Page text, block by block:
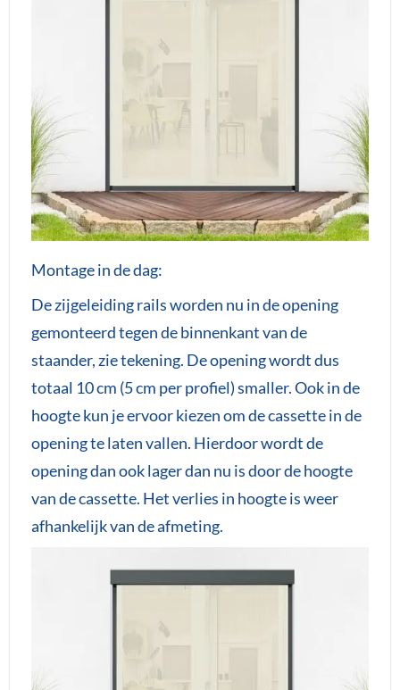
Montage in de dag:
De zijgeleiding rails worden nu in de opening
gemonteerd tegen de binnenkant van de
staander, zie tekening. De opening wordt dus
totaal 10 cm (5 cm per profiel) smaller. Ook in de
hoogte kun je ervoor kiezen om de cassette in de
opening te laten vallen. Hierdoor wordt de
opening dan ook lager dan nu is door de hoogte
van de cassette. Het verlies in hoogte is weer
afhankelijk van de afmeting.